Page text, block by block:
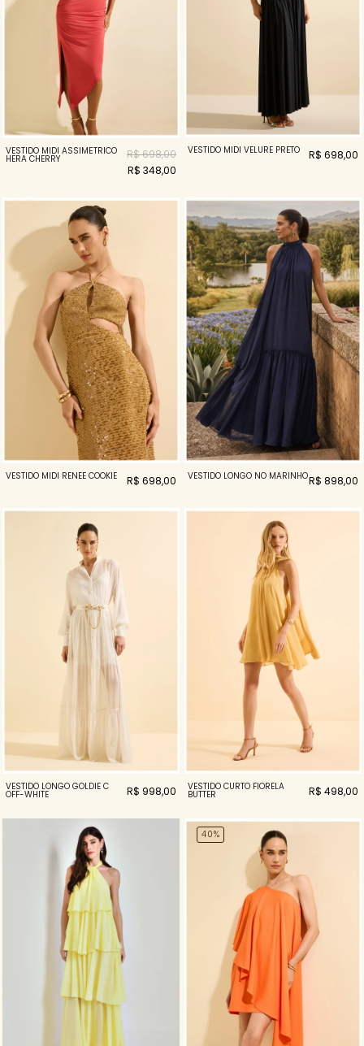
VESTIDO MIDI ASSIMÉTRICO
HERA CHERRY
R$ 698,00
R$ 348,00
VESTIDO MIDI VELURE PRETO R$ 698,00
VESTIDO MIDI RENEE COOKIE R$ 698,00 VESTIDO LONGO NÓ MARINHOR$ 898,00
VESTIDO LONGO GOLDIE C
OFF-WHITE R$ 998,00 VESTIDO CURTO FIORELA
BUTTER R$ 498,00
40%